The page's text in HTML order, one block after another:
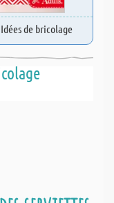
de bricolage